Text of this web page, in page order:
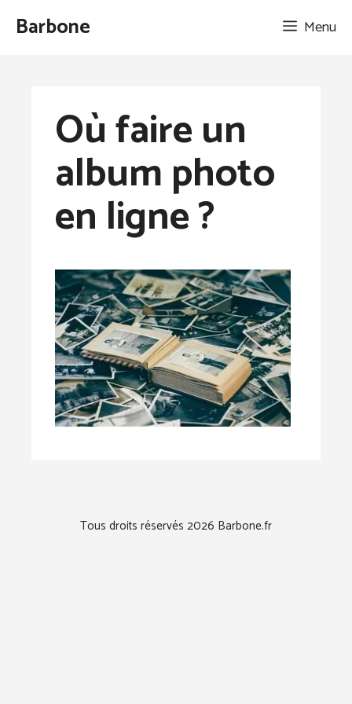
AllerBarbone Menu
Où faire un
album photo
en ligne ?
Tous droits réservés 2026 Barbone.fr